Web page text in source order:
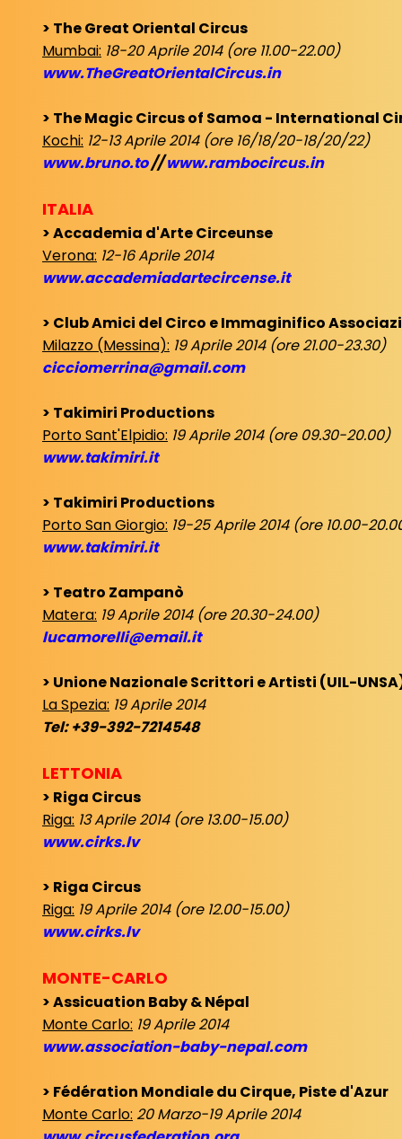
> The Great Oriental Circus
Mumbai: 18-20 Aprile 2014 (ore 11.00-22.00)
www.TheGreatOrientalCircus.in
> The Magic Circus of Samoa - International
Kochi: 12-13 Aprile 2014 (ore 16/18/20-18/20/22)
www.bruno.to//www.rambocircus.in
ITALIA
> Accademia d'Arte Circeunse
Verona: 12-16 Aprile 2014
www.accademiadartecircense.it
> Club Amici del Circo e Immaginifico
Milazzo (Messina): 19 Aprile 2014 (ore 21.00-23.30)
cicciomerrina@gmail.com
> Takimiri Productions
Porto Sant'Elpidio: 19 Aprile 2014 (ore 09.30-20.00)
www.takimiri.it
> Takimiri Productions
Porto San Giorgio: 19-25 Aprile 2014 (ore 10.00-
www.takimiri.it
> Teatro Zampanò
Matera: 19 Aprile 2014 (ore 20.30-24.00)
lucamorelli@email.it
> Unione Nazionale Scrittori e Artisti (UIL-
La Spezia: 19 Aprile 2014
Tel: +39-392-7214548
LETTONIA
> Riga Circus
Riga: 13 Aprile 2014 (ore 13.00-15.00)
www.cirks.lv
> Riga Circus
Riga: 19 Aprile 2014 (ore 12.00-15.00)
www.cirks.lv
MONTE-CARLO
> Assicuation Baby & Népal
Monte Carlo: 19 Aprile 2014
www.association-baby-nepal.com
> Fédération Mondiale du Cirque, Piste d'Azur
Monte Carlo: 20 Marzo-19 Aprile 2014